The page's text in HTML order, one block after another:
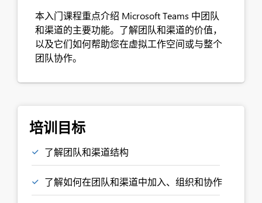
本入门课程重点介绍 Microsoft Teams 中团队
和渠道的主要功能。了解团队和渠道的价值，
以及它们如何帮助您在虚拟工作空间或与整个
团队协作。
培训目标
了解团队和渠道结构
了解如何在团队和渠道中加入、组织和协作